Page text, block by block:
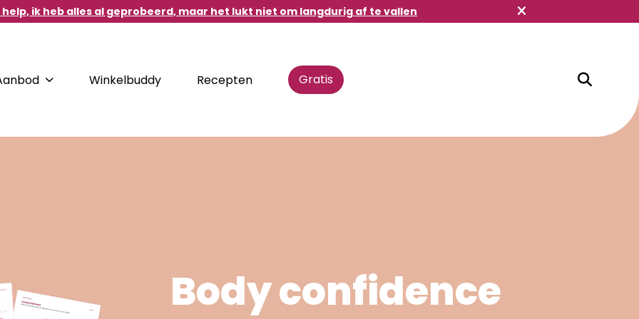
help, ik heb alles al geprobeerd, maar het lukt niet om langdurig af te vallen
Winkelbuddy Recepten Gratis
Body confidence